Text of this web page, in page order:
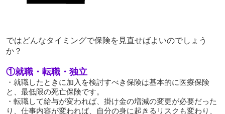
ではどんなタイミングで保険を見直せばよいのでしょう
か？
①就職・転職・独立
・就職したときに加入を検討すべき保険は基本的に医療保険
と、最低限の死亡保険です。
・転職して給与が変われば、掛け金の増減の変更が必要だった
り、仕事内容が変われば、自分の身に起きるリスクも変わり、